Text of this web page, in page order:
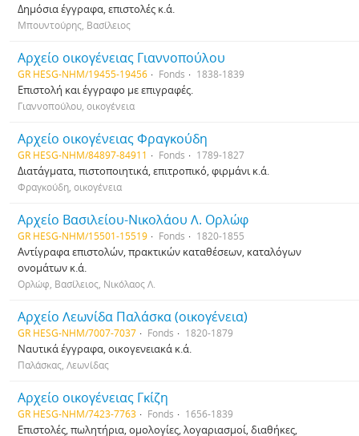
Δημόσια έγγραφα, επιστολές κ.ά.
Μπουντούρης, Βασίλειος
Αρχείο οικογένειας Γιαννοπούλου
GR HESG-NHM/19455-19456 Fonds 1838-1839
Επιστολή και έγγραφο με επιγραφές.
Γιαννοπούλου, οικογένεια
Αρχείο οικογένειας Φραγκούδη
GR HESG-NHM/84897-84911 Fonds 1789-1827
Διατάγματα, πιστοποιητικά, επιτροπικό, φιρμάνι κ.ά.
Φραγκούδη, οικογένεια
Αρχείο Βασιλείου-Νικολάου Λ. Ορλώφ
GR HESG-NHM/15501-15519 Fonds 1820-1855
Αντίγραφα επιστολών, πρακτικών καταθέσεων, καταλόγων
ονομάτων κ.ά.
Ορλώφ, Βασίλειος, Νικόλαος Λ.
Αρχείο Λεωνίδα Παλάσκα (οικογένεια)
GR HESG-NHM/7007-7037 Fonds 1820-1879
Ναυτικά έγγραφα, οικογενειακά κ.ά.
Παλάσκας, Λεωνίδας
Αρχείο οικογένειας Γκίζη
GR HESG-NHM/7423-7763 Fonds 1656-1839
Επιστολές, πωλητήρια, ομολογίες, λογαριασμοί, διαθήκες,